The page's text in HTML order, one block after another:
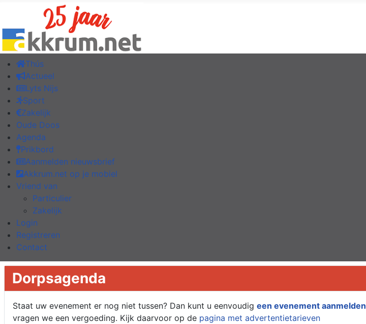
Thús
Actueel
Lyts Nijs
Sport
Zakelijk
Oude Doos
Agenda
Prikbord
Aanmelden nieuwsbrief
Akkrum.net op je mobiel
Vriend van
Particulier
Zakelijk
Login
Registreren
Contact
Dorpsagenda
Staat uw evenement er nog niet tussen? Dan kunt u eenvoudig een evenement aanmelden
vragen we een vergoeding. Kijk daarvoor op de pagina met advertentietarieven